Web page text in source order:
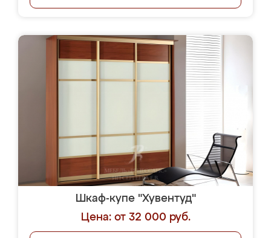
Шкаф-купе "Хувентуд"
Цена: от 32 000 руб.